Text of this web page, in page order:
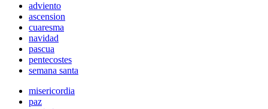
adviento
ascension
cuaresma
navidad
pascua
pentecostes
semana santa
misericordia
paz